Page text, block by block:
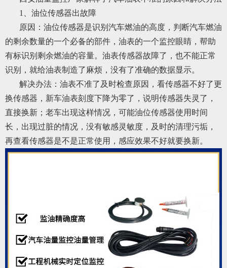
1、油位传感器出故障
原因：油位传感器是识别汽车燃油的高度，判断汽车燃油
的剩余数量的一个必备的部件，油表的一个监控眼睛，帮助
有标识别剩余燃油的容量。油表传感器故障了，也不能正常
识别，就给油表制造了麻烦，没有了准确的数据显示。
解决办法：油表不准了及时检查原因，看传感器不好了更
换传感器，新车油表刻度下降为零了，说明传感器失灵了，
直接换新；老车出现这样情况，可能油位传感器使用时间
长，出现过脏的情况，没有敏感灵敏度，及时的清理污垢，
再查看传感器是不是正常使用，感应效果不好就要换新。